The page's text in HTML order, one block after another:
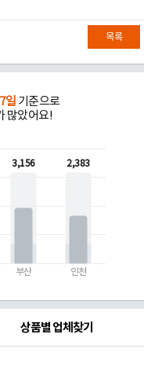
목록
일 기준으로
많았어요!
3,156
부산
2,383
인천
상품별 업체찾기